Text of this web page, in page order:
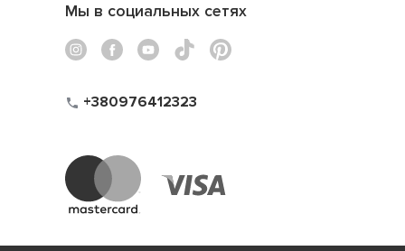
Мы в социальных сетях
+380976412323